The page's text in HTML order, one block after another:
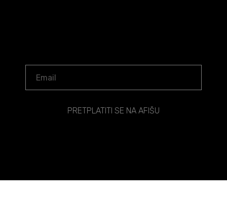
PRETPLATITI SE NA AFIŠU